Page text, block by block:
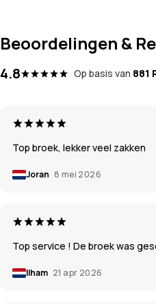
Beoordelingen &
4.8 Op basis van 881
Top broek, lekker veel zakken
Joran 8 mei 2026
Top service ! De broek was
Ilham 21 apr 2026